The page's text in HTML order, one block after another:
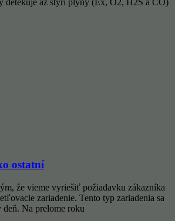
detekuje až štyri plyny (Ex, O2, H2S a CO)
ostatní
že vieme vyriešiť požiadavku zákazníka
zariadenie. Tento typ zariadenia sa
deň. Na prelome roku